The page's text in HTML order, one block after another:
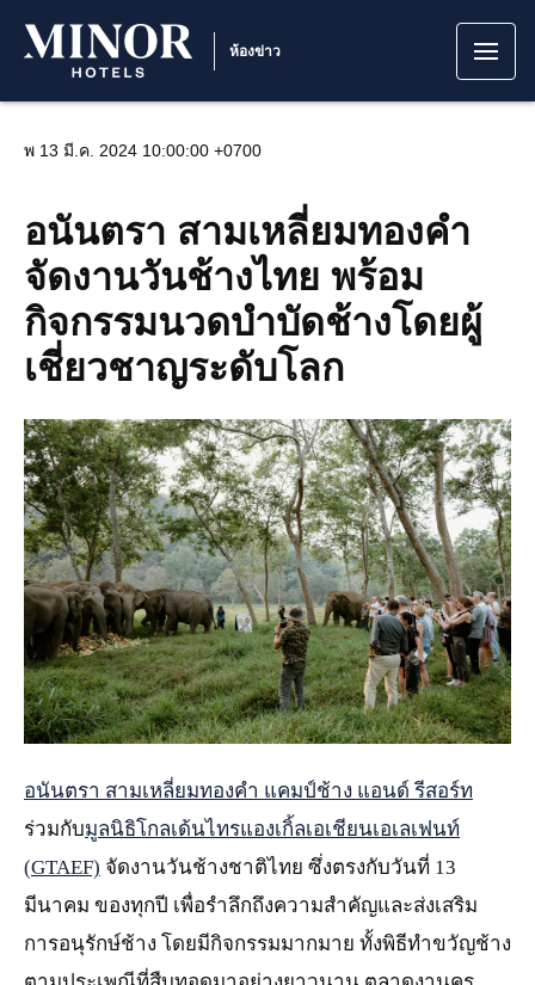
ห้องข่าว
พ 13 มี.ค. 2024 10:00:00 +0700
อนันตรา สามเหลี่ยมทองคำ
จัดงานวันช้างไทย พร้อม
กิจกรรมนวดบำบัดช้างโดยผู้
เชี่ยวชาญระดับโลก
JPG
อนันตรา สามเหลี่ยมทองคำ แคมป์ช้าง แอนด์ รีสอร์ท
ร่วมกับมูลนิธิโกลเด้นไทรแองเกิ้ลเอเชียนเอเลเฟนท์
(GTAEF) จัดงานวันช้างชาติไทย ซึ่งตรงกับวันที่ 13
มีนาคม ของทุกปี เพื่อรำลึกถึงความสำคัญและส่งเสริม
การอนุรักษ์ช้าง โดยมีกิจกรรมมากมาย ทั้งพิธีทำขวัญช้าง